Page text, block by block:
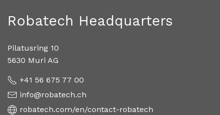
Robatech Headquarters
Pilatusring 10
5630 Muri AG
+41 56 675 77 00
info@robatech.ch
robatech.com/en/contact-robatech